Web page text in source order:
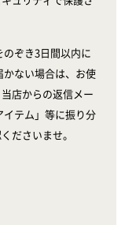
ぞき3日間以内に
ない場合は、お使
店からの返信メー
テム」等に振り分
ださいませ。